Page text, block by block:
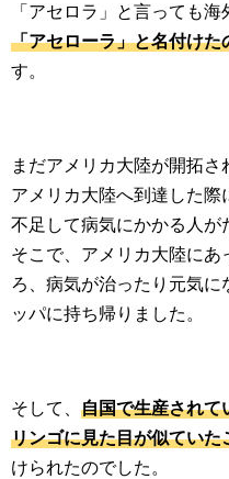
「アセロラ」と言っても
「アセローラ」と名付けた
す。
まだアメリカ大陸が開拓
アメリカ大陸へ到達した
不足して病気にかかる人が
そこで、アメリカ大陸にあ
ろ、病気が治ったり元気に
ッパに持ち帰りました。
そして、 自国で生産されて
リンゴに見た目が似てい
けられたのでした。